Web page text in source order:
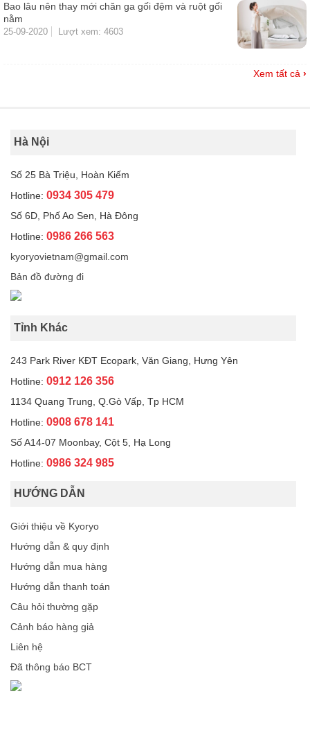
Bao lâu nên thay mới chăn ga gối đệm và ruột gối
nằm
25-09-2020 Lượt xem: 4603
Xem tất cả ›
Hà Nội
Số 25 Bà Triệu, Hoàn Kiếm
Hotline: 0934 305 479
Số 6D, Phố Ao Sen, Hà Đông
Hotline: 0986 266 563
kyoryovietnam@gmail.com
Bản đồ đường đi
Tỉnh Khác
243 Park River KĐT Ecopark, Văn Giang, Hưng Yên
Hotline: 0912 126 356
1134 Quang Trung, Q.Gò Vấp, Tp HCM
Hotline: 0908 678 141
Số A14-07 Moonbay, Cột 5, Hạ Long
Hotline: 0986 324 985
HƯỚNG DẪN
Giới thiệu về Kyoryo
Hướng dẫn & quy định
Hướng dẫn mua hàng
Hướng dẫn thanh toán
Câu hỏi thường gặp
Cảnh báo hàng giả
Liên hệ
Đã thông báo BCT